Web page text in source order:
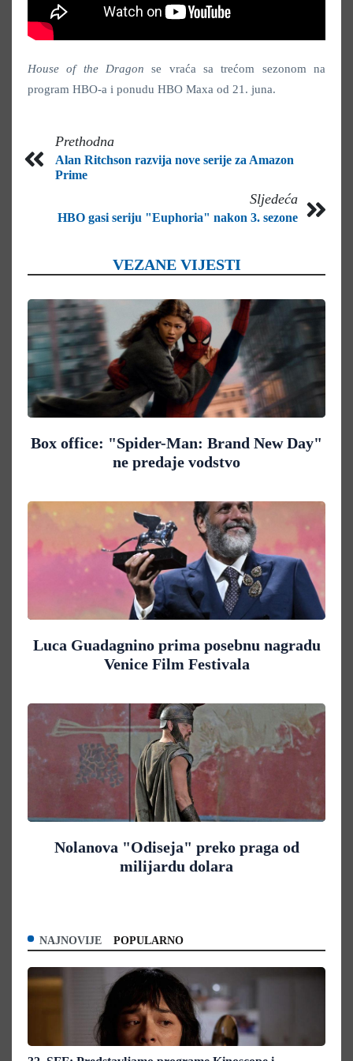
House of the Dragonse vraća sa trećom sezonom na
program HBO-a i ponudu HBO Maxa od 21. juna.
Prethodna
Alan Ritchson razvija nove serije za Amazon
Prime
Sljedeća
HBO gasi seriju "Euphoria" nakon 3. sezone
VEZANE VIJESTI
Box office: "Spider-Man: Brand New Day"
ne predaje vodstvo
Luca Guadagnino prima posebnu nagradu
Venice Film Festivala
Nolanova "Odiseja" preko praga od
milijardu dolara
NAJNOVIJE POPULARNO